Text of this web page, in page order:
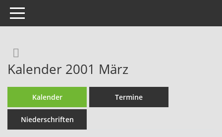
Toggle navigation
Kalender 2001 März
Kalender Termine
Niederschriften